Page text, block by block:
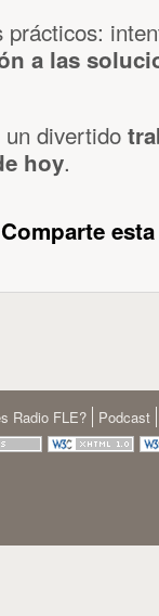
a las
divertido
hoy.
Comparte
Radio FLE? Podcast